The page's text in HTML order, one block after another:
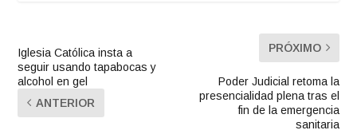
Iglesia Católica insta a
seguir usando tapabocas y
alcohol en gel
ANTERIOR
PRÓXIMO
Poder Judicial retoma la
presencialidad plena tras el
fin de la emergencia
sanitaria